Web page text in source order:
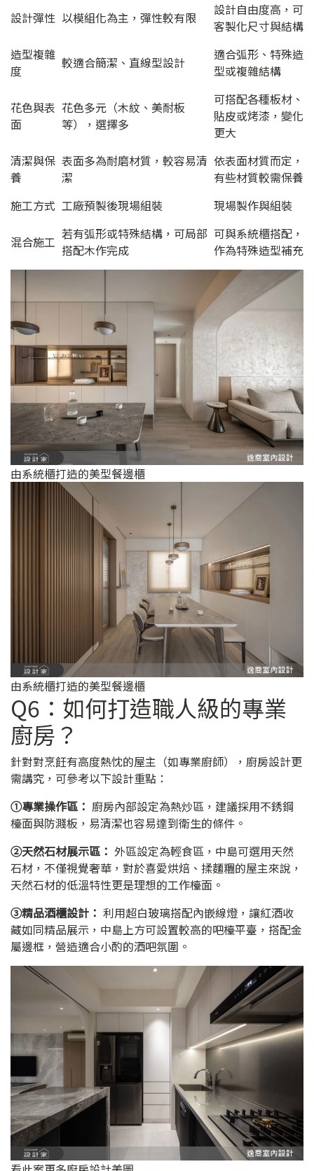
設計彈性 以模組化為主，彈性較有限
設計自由度高，可
客製化尺寸與結構
造型複雜
度
較適合簡潔、直線型設計
適合弧形、特殊造
型或複雜結構
花色與表
面
花色多元（木紋、美耐板
等），選擇多
可搭配各種板材、
貼皮或烤漆，變化
更大
清潔與保
養
表面多為耐磨材質，較容易清
潔
依表面材質而定，
有些材質較需保養
施工方式 工廠預製後現場組裝 現場製作與組裝
混合施工 若有弧形或特殊結構，可局部
搭配木作完成
可與系統櫃搭配，
作為特殊造型補充
由系統櫃打造的美型餐邊櫃
由系統櫃打造的美型餐邊櫃
Q6：如何打造職人級的專業
廚房？
針對對烹飪有高度熱忱的屋主（如專業廚師），廚房設計更
需講究，可參考以下設計重點：
➀專業操作區： 廚房內部設定為熱炒區，建議採用不銹鋼
檯面與防濺板，易清潔也容易達到衛生的條件。
➁天然石材展示區： 外區設定為輕食區，中島可選用天然
石材，不僅視覺奢華，對於喜愛烘焙、揉麵糰的屋主來說，
天然石材的低溫特性更是理想的工作檯面。
➂精品酒櫃設計： 利用超白玻璃搭配內嵌線燈，讓紅酒收
藏如同精品展示，中島上方可設置較高的吧檯平臺，搭配金
屬邊框，營造適合小酌的酒吧氛圍。